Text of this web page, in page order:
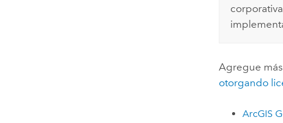
Agregue
otorgando
ArcGIS